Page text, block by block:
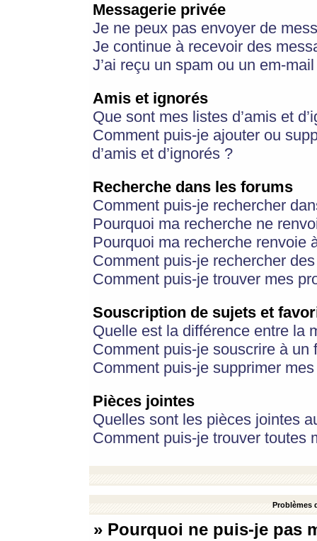
Messagerie privée
Je ne peux pas envoyer de
Je continue à recevoir des
J’ai reçu un spam ou un em-
Amis et ignorés
Que sont mes listes d’amis et
Comment puis-je ajouter ou
d’amis et d’ignorés ?
Recherche dans les forums
Comment puis-je rechercher
Pourquoi ma recherche ne
Pourquoi ma recherche renvoie
Comment puis-je rechercher
Comment puis-je trouver mes
Souscription de sujets et
Quelle est la différence entre la
Comment puis-je souscrire à
Comment puis-je supprimer
Pièces jointes
Quelles sont les pièces jointes
Comment puis-je trouver toutes
Problèmes
» Pourquoi ne puis-je pas